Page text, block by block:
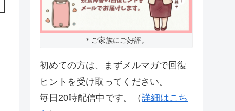
＊ご家族にご好評。
初めての方は、まずメルマガで回復
ヒントを受け取ってください。
毎日20時配信中です。（詳細はこち